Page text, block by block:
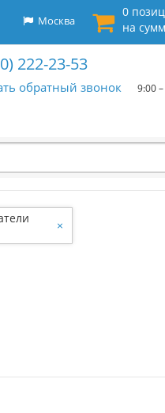
0
на
Москва
222-23-53
обратный звонок 9:00
×